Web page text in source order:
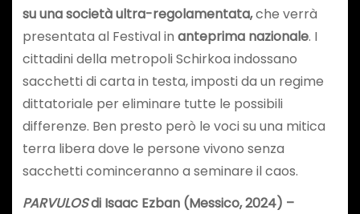
su una societàultra-regolamentata,che verrà
presentata al Festival in anteprima nazionale. I
cittadini della metropoli Schirkoa indossano
sacchetti di carta in testa, imposti da un regime
dittatoriale per eliminare tutte le possibili
differenze. Ben presto però le voci su una mitica
terra libera dove le persone vivono senza
sacchetti cominceranno a seminare il caos.
PARVULOSdi Isaac Ezban (Messico, 2024) –